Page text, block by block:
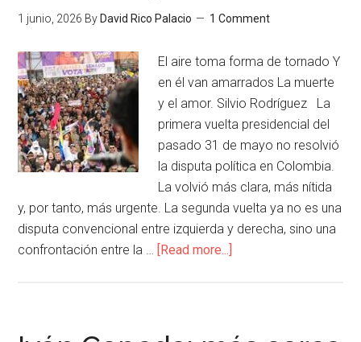
1 junio, 2026 By David Rico Palacio 1 Comment
El aire toma forma de tornado Y
en él van amarrados La muerte
y el amor. Silvio Rodríguez La
primera vuelta presidencial del
pasado 31 de mayo no resolvió
la disputa política en Colombia.
La volvió más clara, más nítida
y, por tanto, más urgente. La segunda vuelta ya no es una
disputa convencional entre izquierda y derecha, sino una
confrontación entre la … [Read more...]